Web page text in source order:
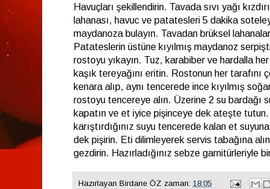
Havuçları şekillendirin. Tavada sıvı yağı
lahanası, havuc ve patatesleri 5 dakika
maydanoza bulayın. Tavadan brüksel
Patateslerin üstüne kıyılmış maydanoz
rostoyu yıkayın. Tuz, karabiber ve hardalla
kaşık tereyağını eritin. Rostonun her tarafını
kenara alıp, aynı tencerede ince kıyılmış
rostoyu tencereye alın. Üzerine 2 su bardağı
kapatın ve et iyice pişinceye dek ateşte tutun.
karıştırdığınız suyu tencerede kalan et
dek pişirin. Eti dilimleyerek servis tabağına
gezdirin. Hazırladığınız sebze garnitürleriyle
Hazırlayan Birdane ÖZ zaman: 18:05